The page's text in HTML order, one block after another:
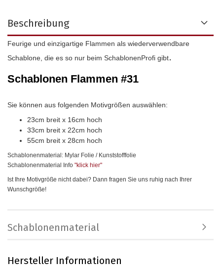
Beschreibung
Feurige und einzigartige Flammen als wiederverwendbare
Schablone, die es so nur beim SchablonenProfi gibt.
Schablonen Flammen #31
Sie können aus folgenden Motivgrößen auswählen:
23cm breit x 16cm hoch
33cm breit x 22cm hoch
55cm breit x 28cm hoch
Schablonenmaterial: Mylar Folie / Kunststofffolie
Schablonenmaterial Info "klick hier"
Ist Ihre Motivgröße nicht dabei? Dann fragen Sie uns ruhig nach Ihrer
Wunschgröße!
Schablonenmaterial
Hersteller Informationen